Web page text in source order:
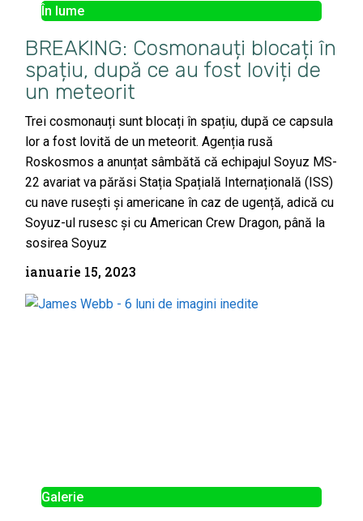
În lume
BREAKING: Cosmonauți blocați în
spațiu, după ce au fost loviți de
un meteorit
Trei cosmonauți sunt blocați în spațiu, după ce capsula
lor a fost lovită de un meteorit. Agenția rusă
Roskosmos a anunțat sâmbătă că echipajul Soyuz MS-
22 avariat va părăsi Stația Spațială Internațională (ISS)
cu nave rusești și americane în caz de ugență, adică cu
Soyuz-ul rusesc și cu American Crew Dragon, până la
sosirea Soyuz
ianuarie 15, 2023
Galerie